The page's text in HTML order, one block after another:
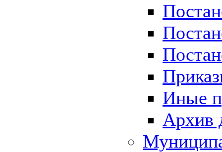
Иные
Архив